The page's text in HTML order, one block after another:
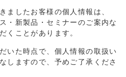
ましたお客様の個人情報は、
・新製品・セミナーのご案内な
くことがあります。
いた時点で、個人情報の取扱い
しますので、予めご了承くださ